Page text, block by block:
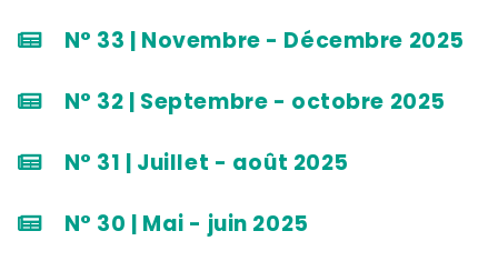
N° 33 | Novembre - Décembre 2025
N° 32 | Septembre - octobre 2025
N° 31 | Juillet - août 2025
N° 30 | Mai - juin 2025